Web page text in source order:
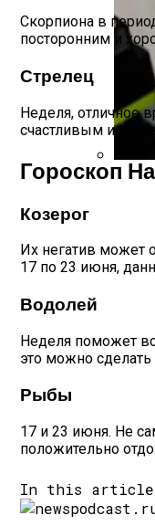
Скорпиона в
посторонним и
Стрелец
Неделя, отличное
счастливым и
Гороскоп
Козерог
Их негатив может
17 по 23 июня,
Водолей
Неделя поможет
это можно сделать
Рыбы
17 и 23 июня. Не
положительно
In this